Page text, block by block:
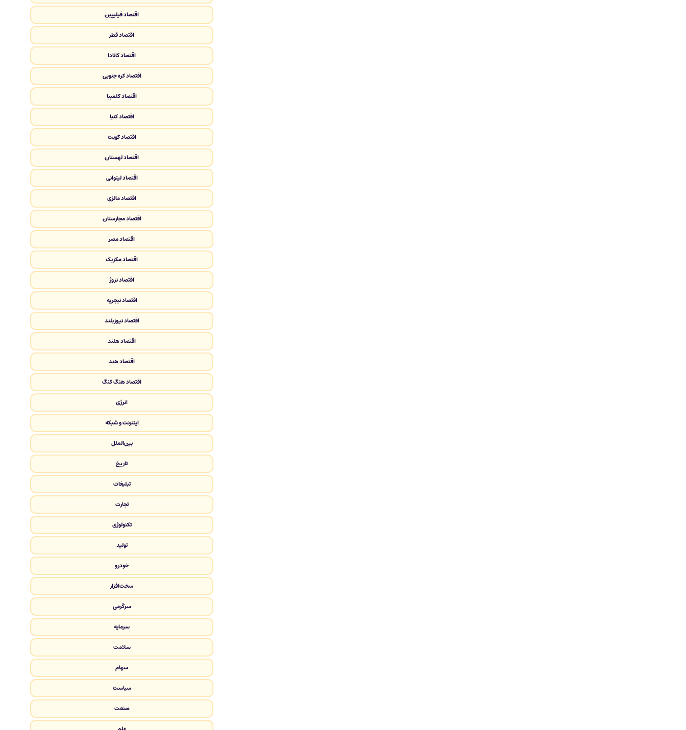
اقتصاد فیلیپین
اقتصاد قطر
اقتصاد کانادا
اقتصاد کره جنوبی
اقتصاد کلمبیا
اقتصاد کنیا
اقتصاد کویت
اقتصاد لهستان
اقتصاد لیتوانی
اقتصاد مالزی
اقتصاد مجارستان
اقتصاد مصر
اقتصاد مکزیک
اقتصاد نروژ
اقتصاد نیجریه
اقتصاد نیوزیلند
اقتصاد هلند
اقتصاد هند
اقتصاد هنگ کنگ
انرژی
اینترنت و شبکه
بین‌الملل
تاریخ
تبلیغات
تجارت
تکنولوژی
تولید
خودرو
سخت‌افزار
سرگرمی
سرمایه
سلامت
سهام
سیاست
صنعت